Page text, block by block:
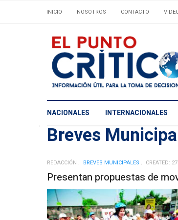
INICIO NOSOTROS CONTACTO
NACIONALES INTERNACIONALES
Breves
REDACCIÓN BREVES MUNICIPALES CREATED:
Presentan propuestas de